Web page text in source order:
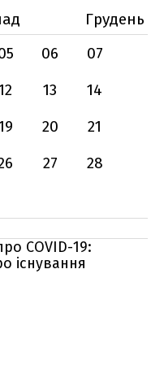
Грудень
06
07
13
14
20
21
27
28
COVID-19:
існування